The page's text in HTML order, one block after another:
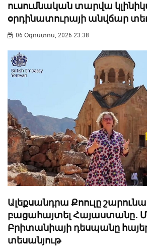
ուսումնական տարվա
օրդինատուրայի անվճար
06 Օգոստոս, 2026 23:38
Ալեքսանդրա Քոուլը
բացահայտել Հայաստանը․
Բրիտանիայի դեսպանը
տեսանյութ